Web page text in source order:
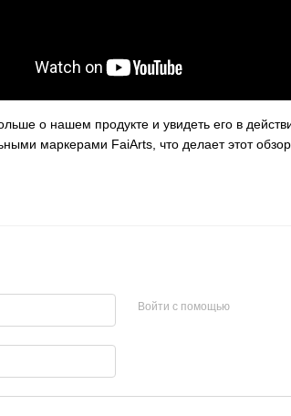
о нашем продукте и увидеть его в
маркерами FaiArts, что делает этот
Войти с помощью